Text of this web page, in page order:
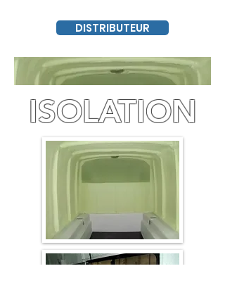
DISTRIBUTEUR
ISOLATION